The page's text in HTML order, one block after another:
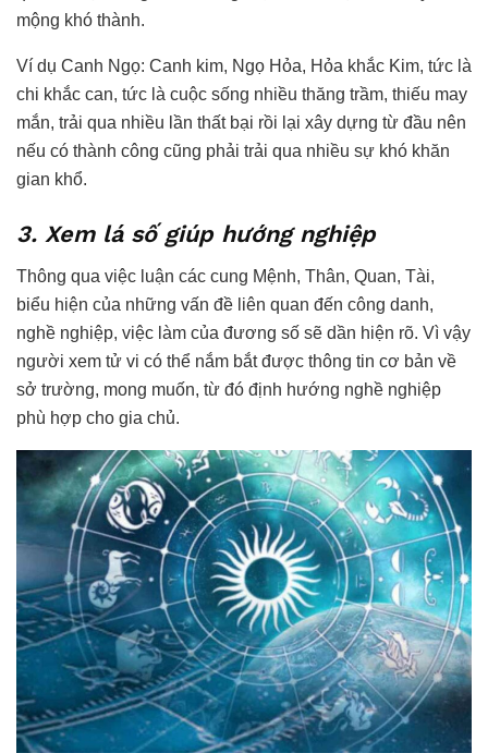
mộng khó thành.
Ví dụ Canh Ngọ: Canh kim, Ngọ Hỏa, Hỏa khắc Kim, tức là
chi khắc can, tức là cuộc sống nhiều thăng trầm, thiếu may
mắn, trải qua nhiều lần thất bại rồi lại xây dựng từ đầu nên
nếu có thành công cũng phải trải qua nhiều sự khó khăn
gian khổ.
3. Xem lá số giúp hướng nghiệp
Thông qua việc luận các cung Mệnh, Thân, Quan, Tài,
biểu hiện của những vấn đề liên quan đến công danh,
nghề nghiệp, việc làm của đương số sẽ dần hiện rõ. Vì vậy
người xem tử vi có thể nắm bắt được thông tin cơ bản về
sở trường, mong muốn, từ đó định hướng nghề nghiệp
phù hợp cho gia chủ.